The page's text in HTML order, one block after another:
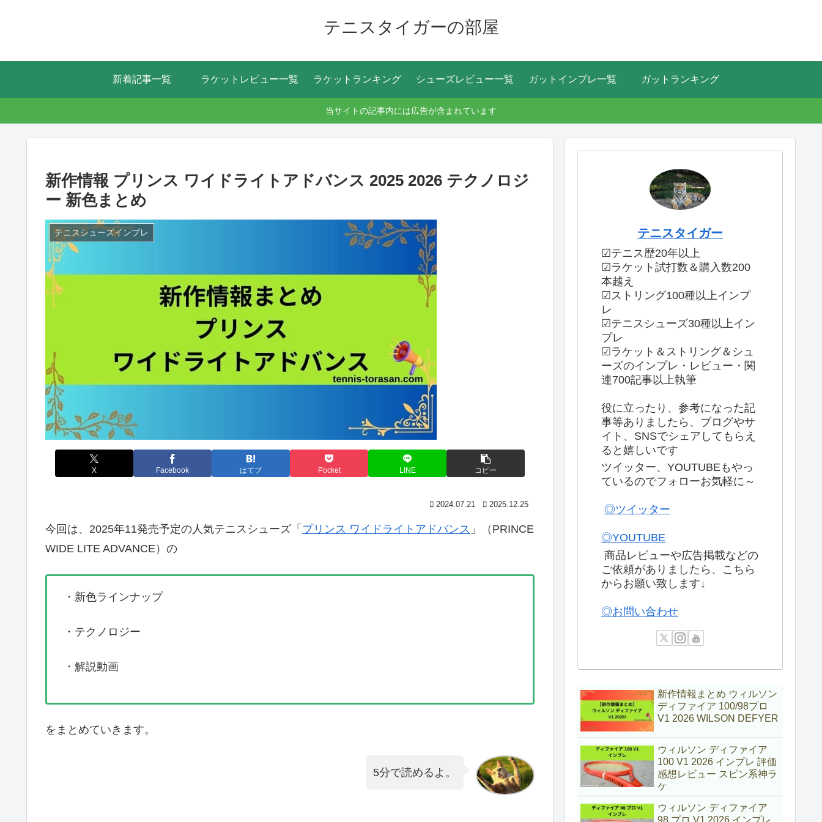
テニスタイガーの部屋
新着記事一覧 ラケットレビュー一覧 ラケットランキング シューズレビュー一覧 ガットインプレ一覧 ガットランキング
当サイトの記事内には広告が含まれています
新作情報 プリンス ワイドライトアドバンス 2025 2026 テクノロジ
ー 新色まとめ
テニスシューズインプレ
X Facebook はてブ Pocket LINE コピー
2024.07.21 2025.12.25
今回は、2025年11発売予定の人気テニスシューズ「 プリンス ワイドライトアドバンス 」（PRINCE
WIDE LITE ADVANCE）の
・新色ラインナップ
・テクノロジー
・解説動画
をまとめていきます。
5分で読めるよ。
テニスタイガー
☑テニス歴20年以上
☑ラケット試打数＆購入数200
本越え
☑ストリング100種以上インプ
レ
☑テニスシューズ30種以上イン
プレ
☑ラケット＆ストリング＆シュ
ーズのインプレ・レビュー・関
連700記事以上執筆
役に立ったり、参考になった記
事等ありましたら、ブログやサ
イト、SNSでシェアしてもらえ
ると嬉しいです
ツイッター、YOUTUBEもやっ
ているのでフォローお気軽に～
◎ツイッター
◎YOUTUBE
商品レビューや広告掲載などの
ご依頼がありましたら、こちら
からお願い致します↓
◎お問い合わせ
新作情報まとめ ウィルソン
ディファイア 100/98プロ
V1 2026 WILSON DEFYER
ウィルソン ディファイア
100 V1 2026 インプレ 評価
感想レビュー スピン系神ラ
ケ
ウィルソン ディファイア
98 プロ V1 2026 インプレ